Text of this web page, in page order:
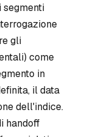
segmenti
gli
come
in
il data
dell'indice.
handoff